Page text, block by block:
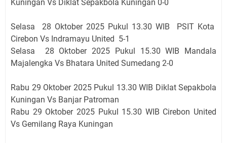
Kuningan Vs Diklat Sepakbola Kuningan 0-0
Selasa 28 Oktober 2025 Pukul 13.30 WIB PSIT Kota
Cirebon Vs Indramayu United 5-1
Selasa 28 Oktober 2025 Pukul 15.30 WIB Mandala
Majalengka Vs Bhatara United Sumedang 2-0
Rabu 29 Oktober 2025 Pukul 13.30 WIB Diklat Sepakbola
Kuningan Vs Banjar Patroman
Rabu 29 Oktober 2025 Pukul 15.30 WIB Cirebon United
Vs Gemilang Raya Kuningan